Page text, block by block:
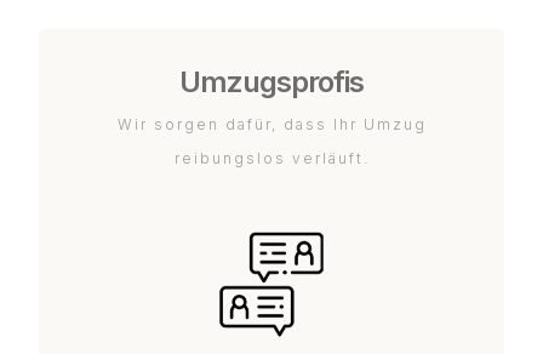
Umzugsprofis
Wir sorgen dafür, dass Ihr Umzug
reibungslos verläuft.